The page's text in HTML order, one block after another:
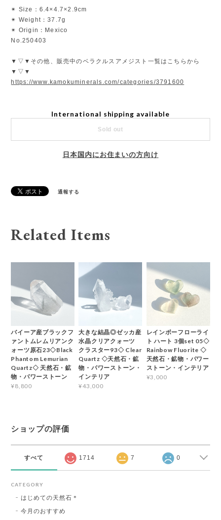
✴︎ Size：6.4×4.7×2.9cm
✴︎ Weight：37.7g
✴︎ Origin：Mexico
No.250403
▼▽▼その他、販売中のベラクルスアメジスト一覧はこちらから
▼▽▼
https://www.kamokuminerals.com/categories/3791600
International shipping available
Sold out
日本国内にお住まいの方向け
通報する
Related Items
バイーア産ブラックフ
ァントムレムリアンク
ォーツ原石23◇Black
Phantom Lemurian
Quartz◇ 天然石・鉱
物・パワーストーン
¥8,800
大きな結晶◎ゼッカ産
水晶クリアクォーツ
クラスター93◇ Clear
Quartz ◇天然石・鉱
物・パワーストーン・
インテリア
¥43,000
レインボーフローライ
ト ハート 3個set 05◇
Rainbow Fluorite ◇
天然石・鉱物・パワー
ストーン・インテリア
¥3,000
ショップの評価
すべて 1714 7 0
CATEGORY
はじめての天然石＊
今月のおすすめ